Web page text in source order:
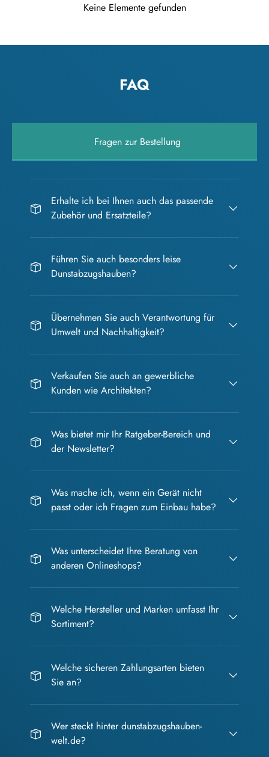
Keine Elemente gefunden
FAQ
Fragen zur Bestellung
Erhalte ich bei Ihnen auch das passende
Zubehör und Ersatzteile?
Führen Sie auch besonders leise
Dunstabzugshauben?
Übernehmen Sie auch Verantwortung für
Umwelt und Nachhaltigkeit?
Verkaufen Sie auch an gewerbliche
Kunden wie Architekten?
Was bietet mir Ihr Ratgeber-Bereich und
der Newsletter?
Was mache ich, wenn ein Gerät nicht
passt oder ich Fragen zum Einbau habe?
Was unterscheidet Ihre Beratung von
anderen Onlineshops?
Welche Hersteller und Marken umfasst Ihr
Sortiment?
Welche sicheren Zahlungsarten bieten
Sie an?
Wer steckt hinter dunstabzugshauben-
welt.de?